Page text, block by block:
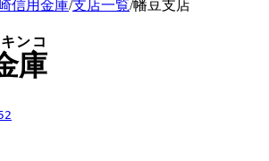
信用金庫/支店一覧/幡豆支店
庫
ンコ